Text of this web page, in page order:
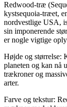
Redwood-træ
kystsequoia-træet,
nordvestlige USA,
sin imponerende
er nogle vigtige
Højde og størrelse:
planeten og kan nå
trækroner og
arter.
Farve og tekstur: